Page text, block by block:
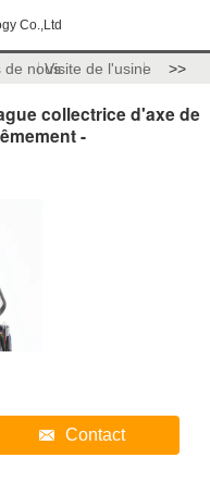
Co.,Ltd
de nousVisite de l'usine >>
collectrice d'axe de
-
Contact